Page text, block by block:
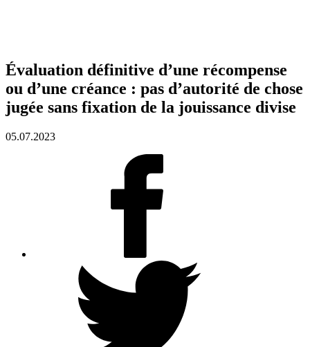
Évaluation définitive d’une récompense
ou d’une créance : pas d’autorité de chose
jugée sans fixation de la jouissance divise
05.07.2023